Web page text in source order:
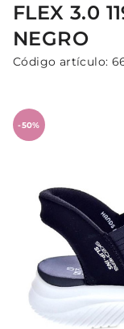
FLEX 3.0
NEGRO
Código artículo:
-50%